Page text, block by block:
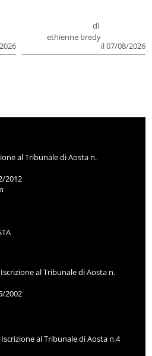
di
ethienne bredy
il 07/08/2026
al Tribunale di Aosta n.
2012
al Tribunale di Aosta n.
2002
al Tribunale di Aosta n.4